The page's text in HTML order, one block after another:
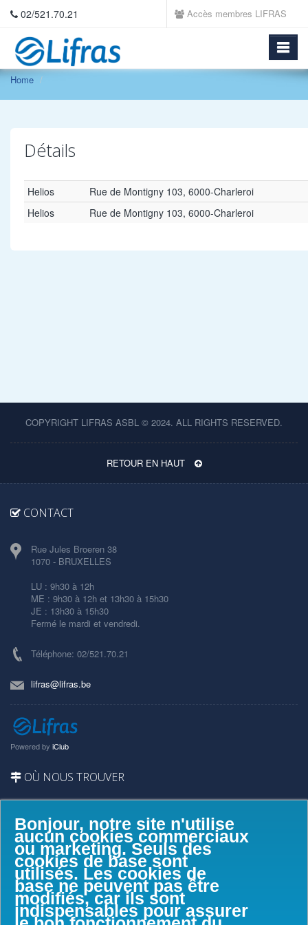
Bonjour, notre site n'utilise
aucun cookies commerciaux
ou marketing. Seuls des
cookies de base sont
utilisés. Les cookies de
base ne peuvent pas être
modifiés, car ils sont
indispensables pour assurer
02/521.70.21 Accès membres LIFRAS
Home
Détails
Helios
Rue de Montigny 103, 6000-Charleroi
Helios
Rue de Montigny 103, 6000-Charleroi
COPYRIGHT LIFRAS ASBL © 2024. ALL RIGHTS RESERVED.
RETOUR EN HAUT
CONTACT
Rue Jules Broeren 38
1070 - BRUXELLES
LU : 9h30 à 12h
ME : 9h30 à 12h et 13h30 à 15h30
JE : 13h30 à 15h30
Fermé le mardi et vendredi.
Téléphone: 02/521.70.21
lifras@lifras.be
Powered by iClub
OÙ NOUS TROUVER